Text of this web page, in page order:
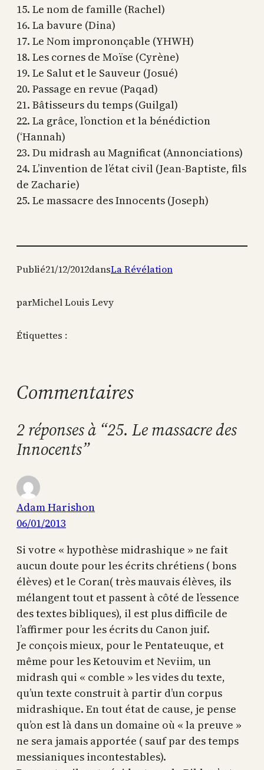
15. Le nom de famille (Rachel)
16. La bavure (Dina)
17. Le Nom imprononçable (YHWH)
18. Les cornes de Moïse (Cyrène)
19. Le Salut et le Sauveur (Josué)
20. Passage en revue (Paqad)
21. Bâtisseurs du temps (Guilgal)
22. La grâce, l’onction et la bénédiction
(‘Hannah)
23. Du midrash au Magnificat (Annonciations)
24. L’invention de l’état civil (Jean-Baptiste, fils
de Zacharie)
25. Le massacre des Innocents (Joseph)
Publié21/12/2012dansLa Révélation
parMichel Louis Levy
Étiquettes :
Commentaires
2 réponses à “25. Le massacre des
Innocents”
Adam Harishon
06/01/2013
Si votre « hypothèse midrashique » ne fait
aucun doute pour les écrits chrétiens ( bons
élèves) et le Coran( très mauvais élèves, ils
mélangent tout et passent à côté de l’essence
des textes bibliques), il est plus difficile de
l’affirmer pour les écrits du Canon juif.
Je conçois mieux, pour le Pentateuque, et
même pour les Ketouvim et Neviim, un
midrash qui « comble » les vides du texte,
qu’un texte construit à partir d’un corpus
midrashique. En tout état de cause, je pense
qu’on est là dans un domaine où « la preuve »
ne sera jamais apportée ( sauf par des temps
messianiques incontestables).